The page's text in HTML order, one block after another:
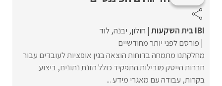
IBI בית השקעות חולון יבנה לוד
פורסם לפני יותר מחודשיים
מחלקתנו מתמחה בדוחות הוצאה בגין אופציות לעובדים עבור
חברות הייטק מובילות.התפקיד כולל הזנת נתונים, ביצוע
בקרות, עבודה עם מאגרי מידע ...